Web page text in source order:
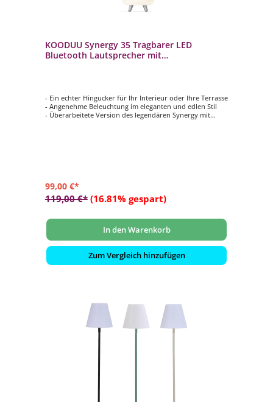
KOODUU Synergy 35 Tragbarer LED
Bluetooth Lautsprecher mit
- Ein echter Hingucker für Ihr Interieur oder Ihre Terrasse
- Angenehme Beleuchtung im eleganten und edlen Stil
- Überarbeitete Version des legendären Synergy mit
99,00 €*
119,00 €* (16.81% gespart)
In den Warenkorb
Zum Vergleich hinzufügen